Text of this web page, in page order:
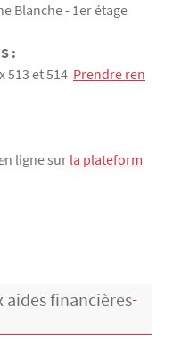
Blanche - 1er étage
:
513 et 514 Prendre ren
n ligne sur la plateform
financières